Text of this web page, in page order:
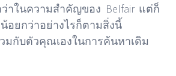
ว่าในความสำคัญของ Belfair แต่ก็
อยกว่าอย่างไรก็ตามสิ่งนี้
มกับตัวคุณเองในการค้นหาเดิม